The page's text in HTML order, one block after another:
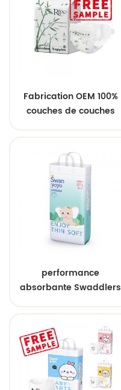
Fabrication OEM 100%
couches de couches
écologiques
performance
absorbante Swaddlers